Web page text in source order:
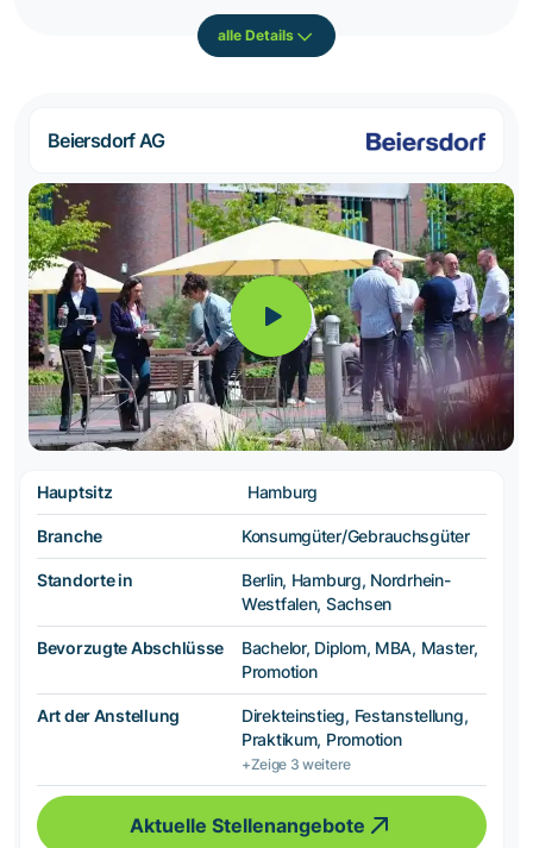
alle Details
Beiersdorf AG
Hauptsitz Hamburg
Branche Konsumgüter/Gebrauchsgüter
Standorte in
Berlin, Hamburg, Nordrhein-
Westfalen, Sachsen
Bevorzugte Abschlüsse
Bachelor, Diplom, MBA, Master,
Promotion
Art der Anstellung
Direkteinstieg, Festanstellung,
Praktikum, Promotion
+Zeige 3 weitere
Aktuelle Stellenangebote